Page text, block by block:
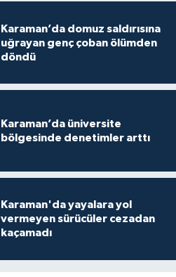
Karaman’da domuz saldırısına
uğrayan genç çoban ölümden
döndü
Karaman’da üniversite
bölgesinde denetimler arttı
Karaman'da yayalara yol
vermeyen sürücüler cezadan
kaçamadı